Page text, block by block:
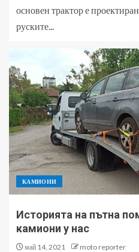
основен трактор е
руските...
КАМИОНИ
Историята на пътна
камиони у нас
май 14, 2021 moto reporter